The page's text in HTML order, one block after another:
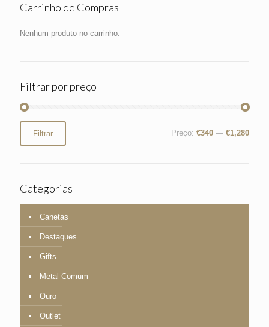
Carrinho de Compras
Nenhum produto no carrinho.
Filtrar por preço
mínimo
máximo
Filtrar Preço: €340 — €1,280
Categorias
Canetas
Destaques
Gifts
Metal Comum
Ouro
Outlet